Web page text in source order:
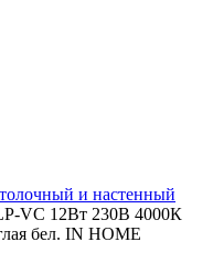
и настенный
VC 12Вт 230В 4000К
бел. IN HOME